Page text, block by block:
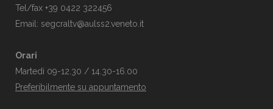
Tel/fax +39 0422 322456
Email: segcraltv@aulss2.veneto.it
Orari
Martedì 09-12.30 / 14.30-16.00
Preferibilmente su appuntamento